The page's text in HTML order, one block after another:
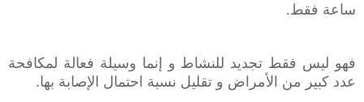
ساعة فقط.
فهو ليس فقط تجديد للنشاط و إنما وسيلة فعالة لمكافحة
عدد كبير من الأمراض و تقليل نسبة احتمال الإصابة بها.